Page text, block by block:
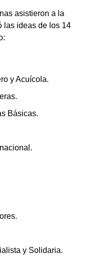
asistieron a la
las ideas de los 14
y Acuícola.
Básicas.
y Solidaria.